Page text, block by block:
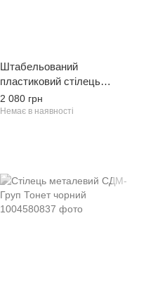
Штабельований
пластиковий стілець
Наполеон з подушкою,
золотий
2 080 грн
Немає в наявності